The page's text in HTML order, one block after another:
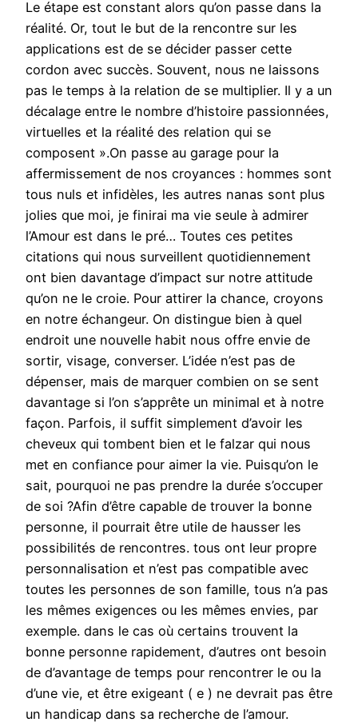
Le étape est constant alors qu’on passe dans la
réalité. Or, tout le but de la rencontre sur les
applications est de se décider passer cette
cordon avec succès. Souvent, nous ne laissons
pas le temps à la relation de se multiplier. Il y a un
décalage entre le nombre d’histoire passionnées,
virtuelles et la réalité des relation qui se
composent ».On passe au garage pour la
affermissement de nos croyances : hommes sont
tous nuls et infidèles, les autres nanas sont plus
jolies que moi, je finirai ma vie seule à admirer
l’Amour est dans le pré… Toutes ces petites
citations qui nous surveillent quotidiennement
ont bien davantage d’impact sur notre attitude
qu’on ne le croie. Pour attirer la chance, croyons
en notre échangeur. On distingue bien à quel
endroit une nouvelle habit nous offre envie de
sortir, visage, converser. L’idée n’est pas de
dépenser, mais de marquer combien on se sent
davantage si l’on s’apprête un minimal et à notre
façon. Parfois, il suffit simplement d’avoir les
cheveux qui tombent bien et le falzar qui nous
met en confiance pour aimer la vie. Puisqu’on le
sait, pourquoi ne pas prendre la durée s’occuper
de soi ?Afin d’être capable de trouver la bonne
personne, il pourrait être utile de hausser les
possibilités de rencontres. tous ont leur propre
personnalisation et n’est pas compatible avec
toutes les personnes de son famille, tous n’a pas
les mêmes exigences ou les mêmes envies, par
exemple. dans le cas où certains trouvent la
bonne personne rapidement, d’autres ont besoin
de d’avantage de temps pour rencontrer le ou la
d’une vie, et être exigeant ( e ) ne devrait pas être
un handicap dans sa recherche de l’amour.